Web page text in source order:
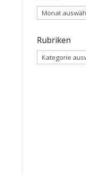
Archiv
Rubriken
Rubriken